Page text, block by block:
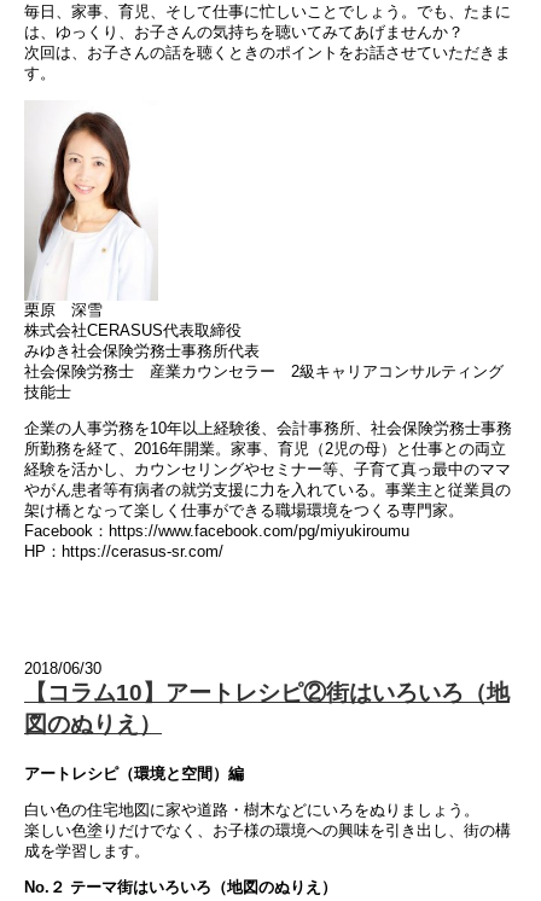
毎日、家事、育児、そして仕事に忙しいことでしょう。でも、たまに
は、ゆっくり、お子さんの気持ちを聴いてみてあげませんか？
次回は、お子さんの話を聴くときのポイントをお話させていただきま
す。
栗原 深雪
株式会社CERASUS代表取締役
みゆき社会保険労務士事務所代表
社会保険労務士 産業カウンセラー 2級キャリアコンサルティング
技能士
企業の人事労務を10年以上経験後、会計事務所、社会保険労務士事務
所勤務を経て、2016年開業。家事、育児（2児の母）と仕事との両立
経験を活かし、カウンセリングやセミナー等、子育て真っ最中のママ
やがん患者等有病者の就労支援に力を入れている。事業主と従業員の
架け橋となって楽しく仕事ができる職場環境をつくる専門家。
Facebook：https://www.facebook.com/pg/miyukiroumu
HP：https://cerasus-sr.com/
2018/06/30
【コラム10】アートレシピ②街はいろいろ（地
図のぬりえ）
アートレシピ（環境と空間）編
白い色の住宅地図に家や道路・樹木などにいろをぬりましょう。
楽しい色塗りだけでなく、お子様の環境への興味を引き出し、街の構
成を学習します。
No.２ テーマ街はいろいろ（地図のぬりえ）